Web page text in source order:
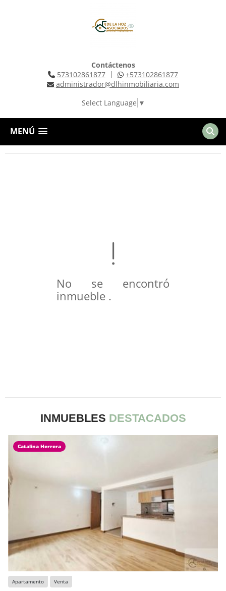
Contáctenos
573102861877 |
+573102861877
administrador@dlhinmobiliaria.com
Select Language ▼
MENÚ
No se encontró
inmueble .
INMUEBLES DESTACADOS
Catalina Herrera
Apartamento Venta